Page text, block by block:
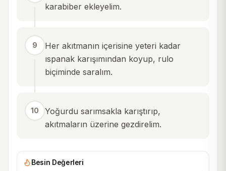
karabiber ekleyelim.
9
Her akıtmanın içerisine yeteri kadar
ıspanak karışımından koyup, rulo
biçiminde saralım.
10
Yoğurdu sarımsakla karıştırıp,
akıtmaların üzerine gezdirelim.
Besin Değerleri